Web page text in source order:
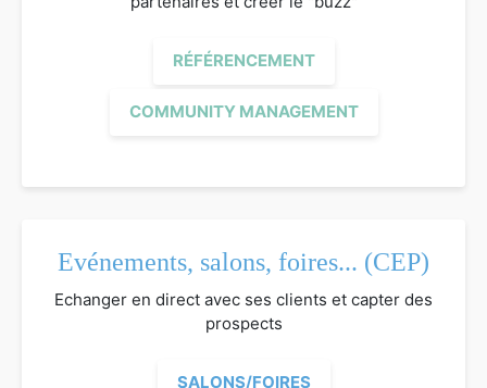
RÉFÉRENCEMENT
COMMUNITY MANAGEMENT
Evénements, salons, foires... (CEP)
Echanger en direct avec ses clients et capter des
prospects
SALONS/FOIRES